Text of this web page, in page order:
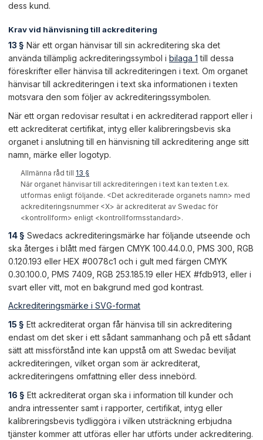
dess kund.
Krav vid hänvisning till ackreditering
13 § När ett organ hänvisar till sin ackreditering ska det
använda tillämplig ackrediteringssymbol i bilaga 1 till dessa
föreskrifter eller hänvisa till ackrediteringen i text. Om organet
hänvisar till ackrediteringen i text ska informationen i texten
motsvara den som följer av ackrediteringssymbolen.
När ett organ redovisar resultat i en ackrediterad rapport eller i
ett ackrediterat certifikat, intyg eller kalibreringsbevis ska
organet i anslutning till en hänvisning till ackreditering ange sitt
namn, märke eller logotyp.
Allmänna råd till 13 §
När organet hänvisar till ackrediteringen i text kan texten t.ex.
utformas enligt följande. <Det ackrediterade organets namn> med
ackrediteringsnummer <X> är ackrediterat av Swedac för
<kontrollform> enligt <kontrollformsstandard>.
14 § Swedacs ackrediteringsmärke har följande utseende och
ska återges i blått med färgen CMYK 100.44.0.0, PMS 300, RGB
0.120.193 eller HEX #0078c1 och i gult med färgen CMYK
0.30.100.0, PMS 7409, RGB 253.185.19 eller HEX #fdb913, eller i
svart eller vitt, mot en bakgrund med god kontrast.
Ackrediteringsmärke i SVG-format
15 § Ett ackrediterat organ får hänvisa till sin ackreditering
endast om det sker i ett sådant sammanhang och på ett sådant
sätt att missförstånd inte kan uppstå om att Swedac beviljat
ackrediteringen, vilket organ som är ackrediterat,
ackrediteringens omfattning eller dess innebörd.
16 § Ett ackrediterat organ ska i information till kunder och
andra intressenter samt i rapporter, certifikat, intyg eller
kalibreringsbevis tydliggöra i vilken utsträckning erbjudna
tjänster kommer att utföras eller har utförts under ackreditering.